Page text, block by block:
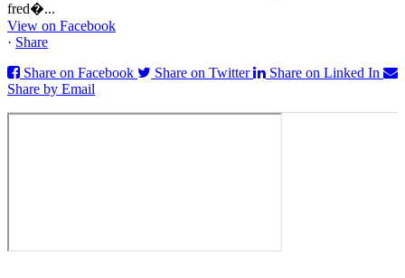
fred�...
View on Facebook
· Share
Share on Facebook
Share on Twitter
Share on Linked In
Share by Email